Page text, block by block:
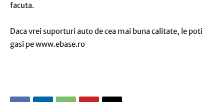
facuta.
Daca vrei suporturi auto de cea mai buna calitate, le poti
gasi pe www.ebase.ro